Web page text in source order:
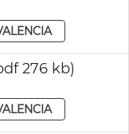
276 kb)